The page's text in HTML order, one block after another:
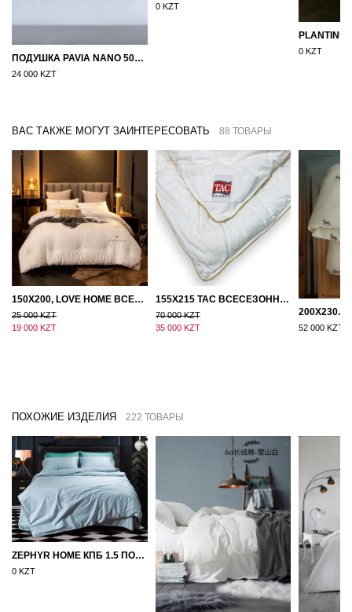
ПОДУШКА PAVIA NANO 50X70
24 000 KZT
0 KZT
0 KZT
ВАС ТАКЖЕ МОГУТ ЗАИНТЕРЕСОВАТЬ 88 ТОВАРЫ
150Х200, LOVE HOME ВСЕСЕЗОННОЕ ОДЕЯЛО ИЗ ХЛОПКА С НАПОЛНИТЕЛЕМ МИКРОГЕЛЬ
25 000 KZT
19 000 KZT
155Х215 TAC ВСЕСЕЗОННОЕ ХЛОПКОВОЕ ОДЕЯЛО ИЗ БАМБУКОВОГО ВОЛОКНА
70 000 KZT
35 000 KZT
52 000 KZT
ПОХОЖИЕ ИЗДЕЛИЯ 222 ТОВАРЫ
ZEPHYR HOME КПБ 1.5 ПОЛУТОРКА ЕГИПЕТСКИЙ ХЛОПОК ОДНОТОННЫЙ ГОЛУБОЙ
0 KZT